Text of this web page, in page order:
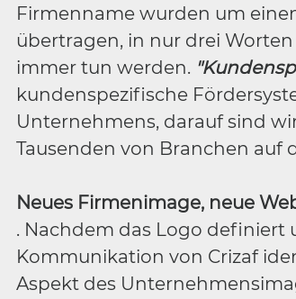
Firmenname wurden um
übertragen, in nur drei
immer tun werden.
kundenspezifische
Unternehmens, darauf sind
Tausenden von Branchen auf
Neues Firmenimage, neue
. Nachdem das Logo
Kommunikation von Crizaf
Aspekt des